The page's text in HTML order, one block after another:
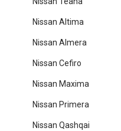
Nissan Altima
Nissan Almera
Nissan Cefiro
Nissan Maxima
Nissan Primera
Nissan Qashqai